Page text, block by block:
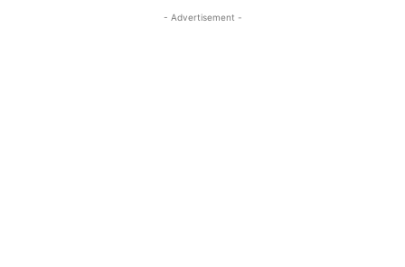
- Advertisement -